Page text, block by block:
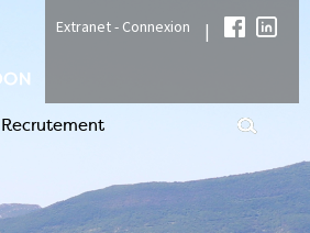
Extranet - Connexion |
Recrutement